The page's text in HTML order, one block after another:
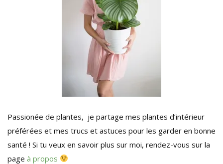
Passionée de plantes, je partage mes plantes d’intérieur
préférées et mes trucs et astuces pour les garder en bonne
santé ! Si tu veux en savoir plus sur moi, rendez-vous sur la
page à propos